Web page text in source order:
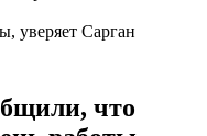
уверяет Сарган
что